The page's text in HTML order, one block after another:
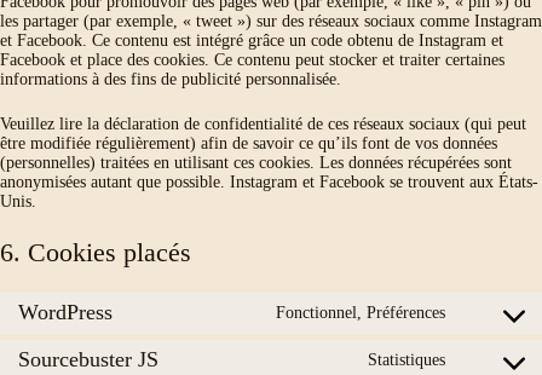
les partager (par exemple, « tweet ») sur des réseaux sociaux comme Instagram
et Facebook. Ce contenu est intégré grâce un code obtenu de Instagram et
Facebook et place des cookies. Ce contenu peut stocker et traiter certaines
informations à des fins de publicité personnalisée.
Veuillez lire la déclaration de confidentialité de ces réseaux sociaux (qui peut
être modifiée régulièrement) afin de savoir ce qu’ils font de vos données
(personnelles) traitées en utilisant ces cookies. Les données récupérées sont
anonymisées autant que possible. Instagram et Facebook se trouvent aux États-
Unis.
6. Cookies placés
WordPress Fonctionnel, Préférences
Consent
service
Sourcebuster JS Statistiques
Consent